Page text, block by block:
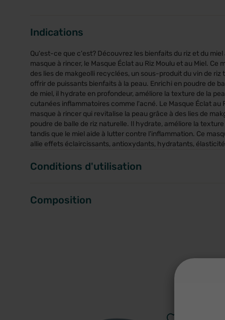
Indications
Qu'est-ce que c'est? Découvrez les bienfaits du riz et du
masque à rincer, le Masque Éclat au Riz Moulu et au Miel. Ce
des lies de makgeolli recyclées, un sous-produit du vin de riz
offrir de puissants bienfaits à la peau. Enrichi en poudre de
de miel, il hydrate en profondeur, améliore la texture de la
cutanées inflammatoires comme l'acné. Le Masque Éclat au
masque à rincer qui revitalise la peau grâce à des lies de
poudre de balle de riz naturelle. Il hydrate, améliore la
tandis que le miel aide à lutter contre l'inflammation. Ce
allie effets éclaircissants, antioxydants, hydratants,
Conditions d'utilisation
Composition